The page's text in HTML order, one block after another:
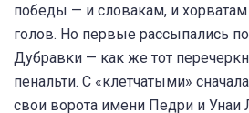
победы — и словакам, и хорватам
голов. Но первые рассыпались
Дубравки — как же тот
пенальти. С «клетчатыми»
свои ворота имени Педри и Унаи